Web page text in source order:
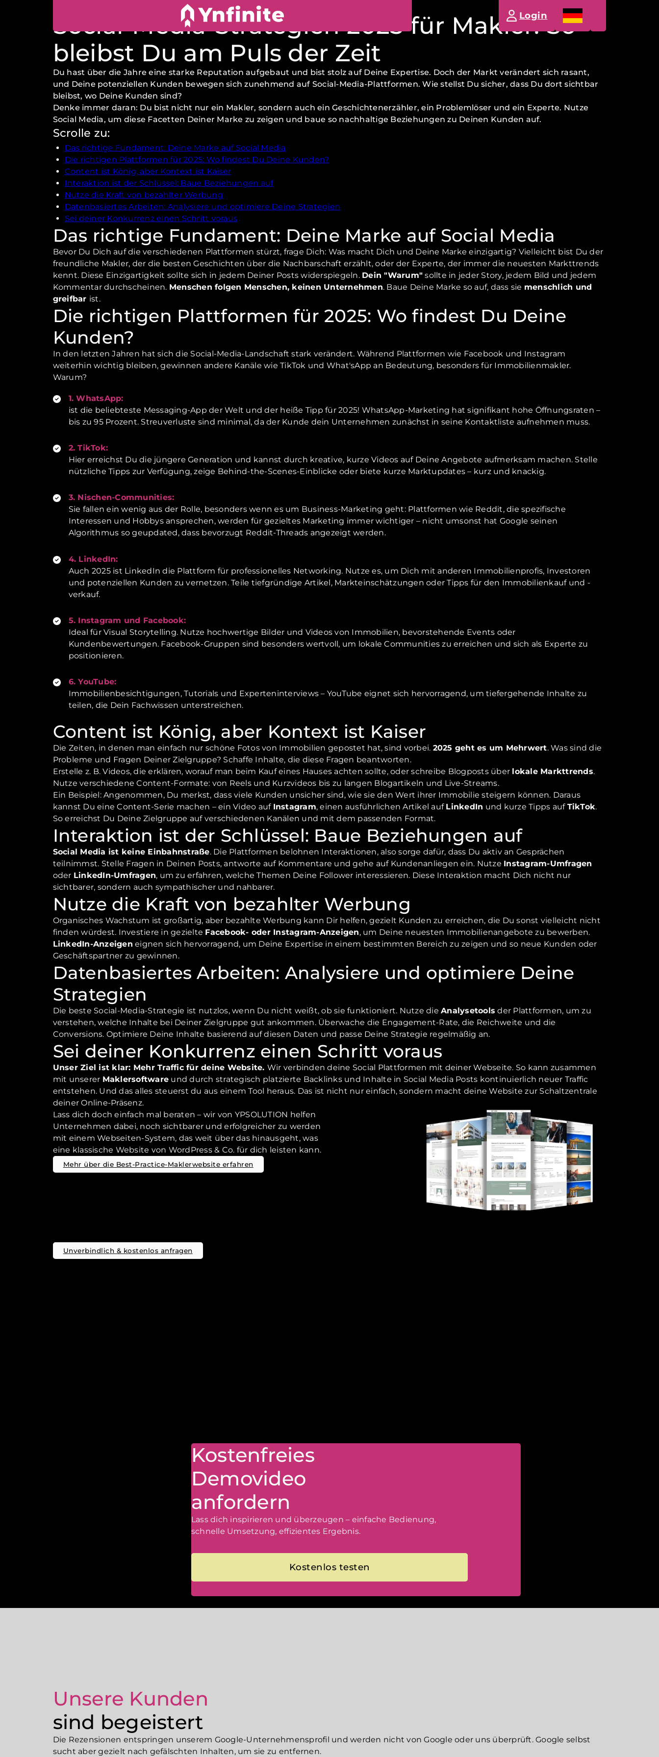
Login
Social-Media-Strategien 2025 für Makler: So
bleibst Du am Puls der Zeit
Du hast über die Jahre eine starke Reputation aufgebaut und bist stolz auf Deine Expertise. Doch der Markt verändert sich rasant,
und Deine potenziellen Kunden bewegen sich zunehmend auf Social-Media-Plattformen. Wie stellst Du sicher, dass Du dort sichtbar
bleibst, wo Deine Kunden sind?
Denke immer daran: Du bist nicht nur ein Makler, sondern auch ein Geschichtenerzähler, ein Problemlöser und ein Experte. Nutze
Social Media, um diese Facetten Deiner Marke zu zeigen und baue so nachhaltige Beziehungen zu Deinen Kunden auf.
Scrolle zu:
Das richtige Fundament: Deine Marke auf Social Media
Die richtigen Plattformen für 2025: Wo findest Du Deine Kunden?
Content ist König, aber Kontext ist Kaiser
Interaktion ist der Schlüssel: Baue Beziehungen auf
Nutze die Kraft von bezahlter Werbung
Datenbasiertes Arbeiten: Analysiere und optimiere Deine Strategien
Sei deiner Konkurrenz einen Schritt voraus
Das richtige Fundament: Deine Marke auf Social Media
Bevor Du Dich auf die verschiedenen Plattformen stürzt, frage Dich: Was macht Dich und Deine Marke einzigartig? Vielleicht bist Du der
freundliche Makler, der die besten Geschichten über die Nachbarschaft erzählt, oder der Experte, der immer die neuesten Markttrends
kennt. Diese Einzigartigkeit sollte sich in jedem Deiner Posts widerspiegeln. Dein "Warum" sollte in jeder Story, jedem Bild und jedem
Kommentar durchscheinen. Menschen folgen Menschen, keinen Unternehmen. Baue Deine Marke so auf, dass sie menschlich und
greifbar ist.
Die richtigen Plattformen für 2025: Wo findest Du Deine
Kunden?
In den letzten Jahren hat sich die Social-Media-Landschaft stark verändert. Während Plattformen wie Facebook und Instagram
weiterhin wichtig bleiben, gewinnen andere Kanäle wie TikTok und What'sApp an Bedeutung, besonders für Immobilienmakler.
Warum?
1. WhatsApp:
ist die beliebteste Messaging-App der Welt und der heiße Tipp für 2025! WhatsApp-Marketing hat signifikant hohe Öffnungsraten –
bis zu 95 Prozent. Streuverluste sind minimal, da der Kunde dein Unternehmen zunächst in seine Kontaktliste aufnehmen muss.
2. TikTok:
Hier erreichst Du die jüngere Generation und kannst durch kreative, kurze Videos auf Deine Angebote aufmerksam machen. Stelle
nützliche Tipps zur Verfügung, zeige Behind-the-Scenes-Einblicke oder biete kurze Marktupdates – kurz und knackig.
3. Nischen-Communities:
Sie fallen ein wenig aus der Rolle, besonders wenn es um Business-Marketing geht: Plattformen wie Reddit, die spezifische
Interessen und Hobbys ansprechen, werden für gezieltes Marketing immer wichtiger – nicht umsonst hat Google seinen
Algorithmus so geupdated, dass bevorzugt Reddit-Threads angezeigt werden.
4. LinkedIn:
Auch 2025 ist LinkedIn die Plattform für professionelles Networking. Nutze es, um Dich mit anderen Immobilienprofis, Investoren
und potenziellen Kunden zu vernetzen. Teile tiefgründige Artikel, Markteinschätzungen oder Tipps für den Immobilienkauf und -
verkauf.
5. Instagram und Facebook:
Ideal für Visual Storytelling. Nutze hochwertige Bilder und Videos von Immobilien, bevorstehende Events oder
Kundenbewertungen. Facebook-Gruppen sind besonders wertvoll, um lokale Communities zu erreichen und sich als Experte zu
positionieren.
6. YouTube:
Immobilienbesichtigungen, Tutorials und Experteninterviews – YouTube eignet sich hervorragend, um tiefergehende Inhalte zu
teilen, die Dein Fachwissen unterstreichen.
Content ist König, aber Kontext ist Kaiser
Die Zeiten, in denen man einfach nur schöne Fotos von Immobilien gepostet hat, sind vorbei. 2025 geht es um Mehrwert. Was sind die
Probleme und Fragen Deiner Zielgruppe? Schaffe Inhalte, die diese Fragen beantworten.
Erstelle z. B. Videos, die erklären, worauf man beim Kauf eines Hauses achten sollte, oder schreibe Blogposts über lokale Markttrends.
Nutze verschiedene Content-Formate: von Reels und Kurzvideos bis zu langen Blogartikeln und Live-Streams.
Ein Beispiel: Angenommen, Du merkst, dass viele Kunden unsicher sind, wie sie den Wert ihrer Immobilie steigern können. Daraus
kannst Du eine Content-Serie machen – ein Video auf Instagram, einen ausführlichen Artikel auf LinkedIn und kurze Tipps auf TikTok.
So erreichst Du Deine Zielgruppe auf verschiedenen Kanälen und mit dem passenden Format.
Interaktion ist der Schlüssel: Baue Beziehungen auf
Social Media ist keine Einbahnstraße. Die Plattformen belohnen Interaktionen, also sorge dafür, dass Du aktiv an Gesprächen
teilnimmst. Stelle Fragen in Deinen Posts, antworte auf Kommentare und gehe auf Kundenanliegen ein. Nutze Instagram-Umfragen
oder LinkedIn-Umfragen, um zu erfahren, welche Themen Deine Follower interessieren. Diese Interaktion macht Dich nicht nur
sichtbarer, sondern auch sympathischer und nahbarer.
Nutze die Kraft von bezahlter Werbung
Organisches Wachstum ist großartig, aber bezahlte Werbung kann Dir helfen, gezielt Kunden zu erreichen, die Du sonst vielleicht nicht
finden würdest. Investiere in gezielte Facebook- oder Instagram-Anzeigen, um Deine neuesten Immobilienangebote zu bewerben.
LinkedIn-Anzeigen eignen sich hervorragend, um Deine Expertise in einem bestimmten Bereich zu zeigen und so neue Kunden oder
Geschäftspartner zu gewinnen.
Datenbasiertes Arbeiten: Analysiere und optimiere Deine
Strategien
Die beste Social-Media-Strategie ist nutzlos, wenn Du nicht weißt, ob sie funktioniert. Nutze dieAnalysetools der Plattformen, um zu
verstehen, welche Inhalte bei Deiner Zielgruppe gut ankommen. Überwache die Engagement-Rate, die Reichweite und die
Conversions. Optimiere Deine Inhalte basierend auf diesen Daten und passe Deine Strategie regelmäßig an.
Sei deiner Konkurrenz einen Schritt voraus
Unser Ziel ist klar: Mehr Traffic für deine Website. Wir verbinden deine Social Plattformen mit deiner Webseite. So kann zusammen
mit unserer Maklersoftware und durch strategisch platzierte Backlinks und Inhalte in Social Media Posts kontinuierlich neuer Traffic
entstehen. Und das alles steuerst du aus einem Tool heraus. Das ist nicht nur einfach, sondern macht deine Website zur Schaltzentrale
deiner Online-Präsenz.
Lass dich doch einfach mal beraten – wir von YPSOLUTION helfen
Unternehmen dabei, noch sichtbarer und erfolgreicher zu werden
mit einem Webseiten-System, das weit über das hinausgeht, was
eine klassische Website von WordPress & Co. für dich leisten kann.
Mehr über die Best-Practice-Maklerwebsite erfahren
Unverbindlich & kostenlos anfragen
Kostenfreies
Demovideo
anfordern
Lass dich inspirieren und überzeugen – einfache Bedienung,
schnelle Umsetzung, effizientes Ergebnis.
Kostenlos testen
Unsere Kunden
sind begeistert
Die Rezensionen entspringen unserem Google-Unternehmensprofil und werden nicht von Google oder uns überprüft. Google selbst
sucht aber gezielt nach gefälschten Inhalten, um sie zu entfernen.